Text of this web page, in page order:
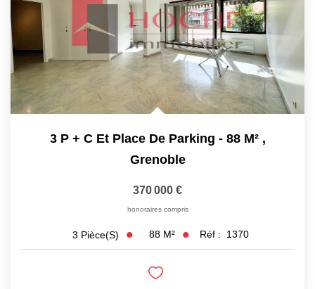
3 P + C Et Place De Parking - 88 M² ,
Grenoble
370 000 €
honoraires compris
3 Pièce(s) 88 M² Réf : 1370